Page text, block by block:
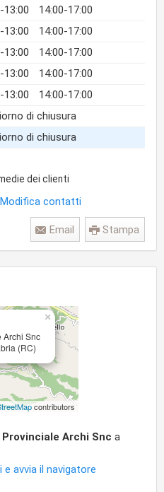
13:00 14:00-17:00
13:00 14:00-17:00
13:00 14:00-17:00
13:00 14:00-17:00
13:00 14:00-17:00
di chiusura
di chiusura
dei clienti
Modifica contatti
Stampa
Email
Archi Snc
(RC)
×
contributors
Archi Snc a
e avvia il navigatore